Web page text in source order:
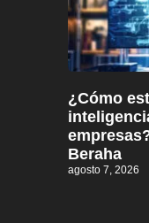
¿Cómo
Beraha
agosto 7, 2026